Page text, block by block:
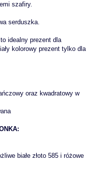
szafiry.
serduszka.
idealny prezent dla
kolorowy prezent tylko dla
oraz kwadratowy w
białe złoto 585 i różowe